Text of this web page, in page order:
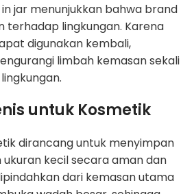
jar menunjukkan bahwa brand
terhadap lingkungan. Karena
digunakan kembali,
limbah kemasan sekali
untuk Kosmetik
dirancang untuk menyimpan
kecil secara aman dan
dari kemasan utama